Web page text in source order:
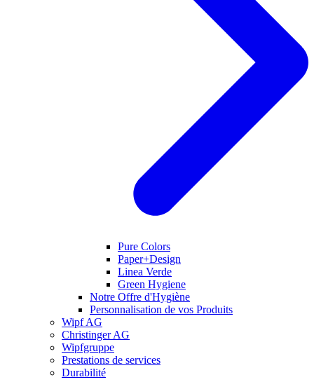
Pure Colors
Paper+Design
Linea Verde
Green Hygiene
Notre Offre d'Hygiène
Personnalisation de vos Produits
Wipf AG
Christinger AG
Wipfgruppe
Prestations de services
Durabilité